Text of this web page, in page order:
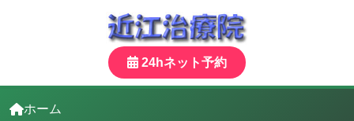
24hネット予約
ホーム